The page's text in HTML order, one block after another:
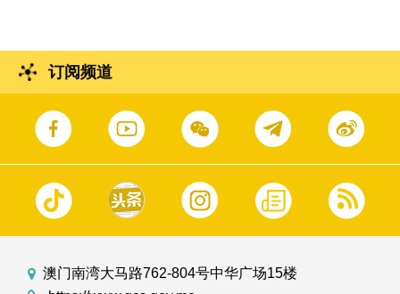
订阅频道
澳门南湾大马路762-804号中华广场15楼